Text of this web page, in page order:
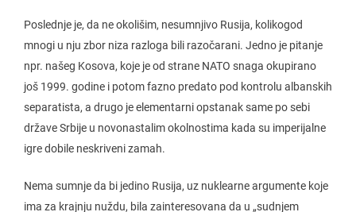
Poslednje je, da ne okolišim, nesumnjivo Rusija, kolikogod
mnogi u nju zbor niza razloga bili razočarani. Jedno je pitanje
npr. našeg Kosova, koje je od strane NATO snaga okupirano
još 1999. godine i potom fazno predato pod kontrolu albanskih
separatista, a drugo je elementarni opstanak same po sebi
države Srbije u novonastalim okolnostima kada su imperijalne
igre dobile neskriveni zamah.
Nema sumnje da bi jedino Rusija, uz nuklearne argumente koje
ima za krajnju nuždu, bila zainteresovana da u „sudnjem